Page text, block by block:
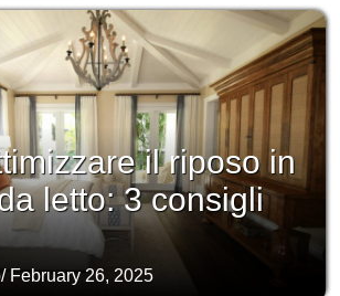
il riposo in
letto: 3 consigli
/ February 26, 2025